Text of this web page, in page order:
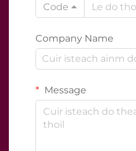
Code
Company Name
Message